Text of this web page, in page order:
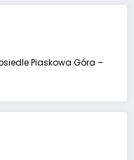
Piaskowa Góra –